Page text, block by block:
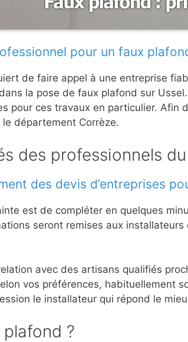
pour un faux
de faire appel à une entreprise
la pose de faux plafond sur
pour ces travaux en particulier.
département Corrèze.
des professionnels
des devis d’entreprises
est de compléter en quelques
seront remises aux
avec des artisans qualifiés
vos préférences, habituellement
le installateur qui répond le
?